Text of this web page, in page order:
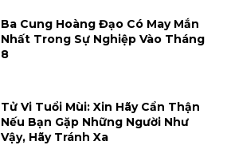
Ba Cung Hoàng Đạo Có May Mắn
Nhất Trong Sự Nghiệp Vào Tháng
8
Tử Vi Tuổi Mùi: Xin Hãy Cẩn Thận
Nếu Bạn Gặp Những Người Như
Vậy, Hãy Tránh Xa